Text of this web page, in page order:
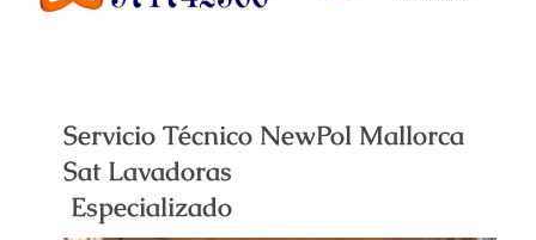
Servicio Técnico NewPol Mallorca
Sat Lavadoras
Especializado